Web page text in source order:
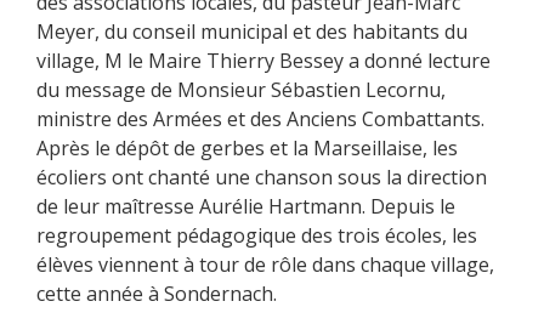
Meyer, du conseil municipal et des habitants du
village, M le Maire Thierry Bessey a donné lecture
du message de Monsieur Sébastien Lecornu,
ministre des Armées et des Anciens Combattants.
Après le dépôt de gerbes et la Marseillaise, les
écoliers ont chanté une chanson sous la direction
de leur maîtresse Aurélie Hartmann. Depuis le
regroupement pédagogique des trois écoles, les
élèves viennent à tour de rôle dans chaque village,
cette année à Sondernach.